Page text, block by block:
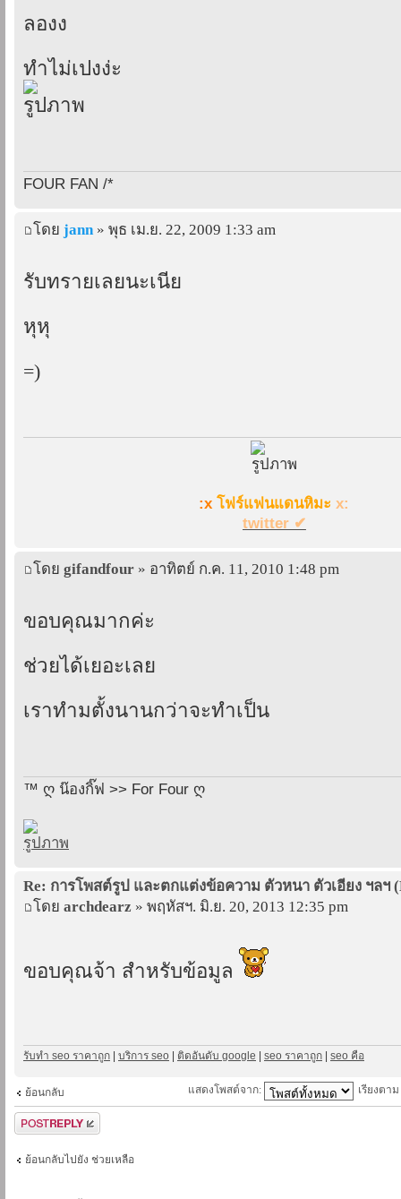
ลองง
ทำไม่เปงง่ะ
FOUR FAN /*
โดย jann» พุธ เม.ย. 22, 2009 1:33 am
รับทรายเลยนะเนี่ย
หุหุ
=)
:x โฟร์แฟนแดนหิมะ x:
twitter ✔
โดย gifandfour » อาทิตย์ ก.ค. 11, 2010 1:48 pm
ขอบคุณมากค่ะ
ช่วยได้เยอะเลย
เราทำมตั้งนานกว่าจะทำเป็น
™ ღ น๊องกิ๊ฟ >> For Four ღ
Re: การโพสต์รูป และตกแต่งข้อความ ตัวหนา ตัวเอียง ฯลฯ
โดย archdearz » พฤหัสฯ. มิ.ย. 20, 2013 12:35 pm
ขอบคุณจ้า สำหรับข้อมูล
รับทำ seo ราคาถูก | บริการ seo | ติดอันดับ google | seo ราคาถูก | seo คือ
ย้อนกลับ แสดงโพสต์จาก: เรียงตาม
ตอบกระทู้
ย้อนกลับไปยัง ช่วยเหลือ